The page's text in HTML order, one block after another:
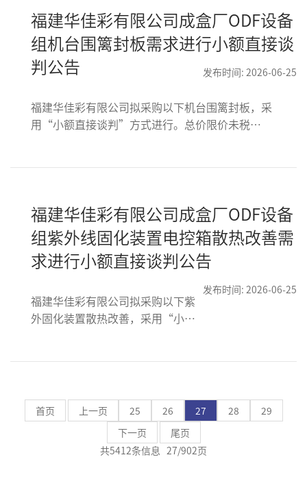
福建华佳彩有限公司成盒厂ODF设备
组机台围篱封板需求进行小额直接谈
判公告
发布时间: 2026-06-25
福建华佳彩有限公司拟采购以下机台围篱封板，采
用“小额直接谈判”方式进行。总价限价未税
福建华佳彩有限公司成盒厂ODF设备
组紫外线固化装置电控箱散热改善需
求进行小额直接谈判公告
发布时间: 2026-06-25
福建华佳彩有限公司拟采购以下紫
外固化装置散热改善，采用“小额
首页 上一页 25 26 27 28
29
下一页
尾页
共5412条信息 27/902页